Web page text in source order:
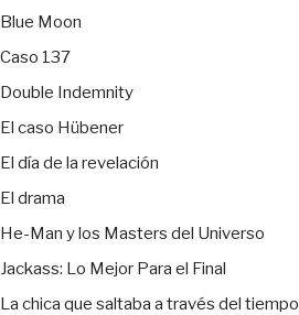
Blue Moon
Caso 137
Double Indemnity
El caso Hübener
El día de la revelación
El drama
He-Man y los Masters del Universo
Jackass: Lo Mejor Para el Final
La chica que saltaba a través del tiempo